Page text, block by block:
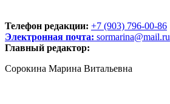
Телефон редакции: +7 (903) 796-00-86
Электронная почта: sormarina@mail.ru
Главный редактор:
Сорокина Марина Витальевна